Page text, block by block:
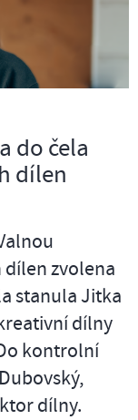
do čela
dílen
zvolena
stanula Jitka
dílny
kontrolní
dílny.